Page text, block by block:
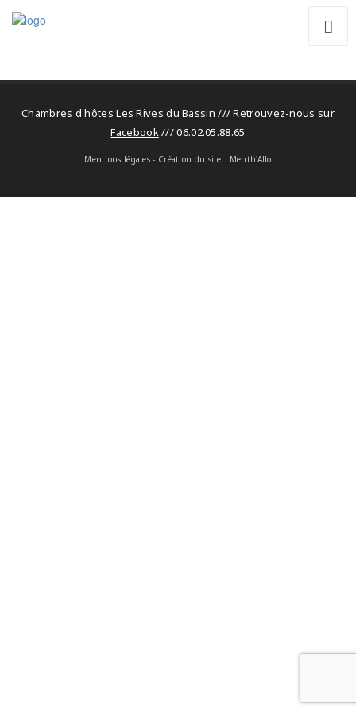
Chambres d'hôtes Les Rives du Bassin /// Retrouvez-nous sur
Facebook/// 06.02.05.88.65
Mentions légales - Création du site : Menth'Allo